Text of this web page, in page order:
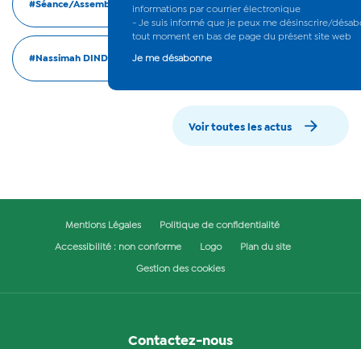
#Séance/Assemblée plénière (publique)
#Nassimah DINDAR #Maurice GIRONCEL
Voir toutes les actus
Mentions Légales Politique de confidentialité
Accessibilité : non conforme Logo Plan du site
Gestion des cookies
Contactez-nous